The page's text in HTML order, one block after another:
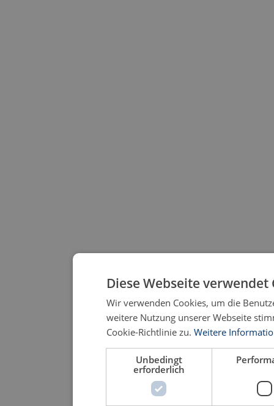
Diese Webseite verwendet
Wir verwenden Cookies, um die
weitere Nutzung unserer Webseite
Cookie-Richtlinie zu. Weitere
Unbedingt
erforderlich